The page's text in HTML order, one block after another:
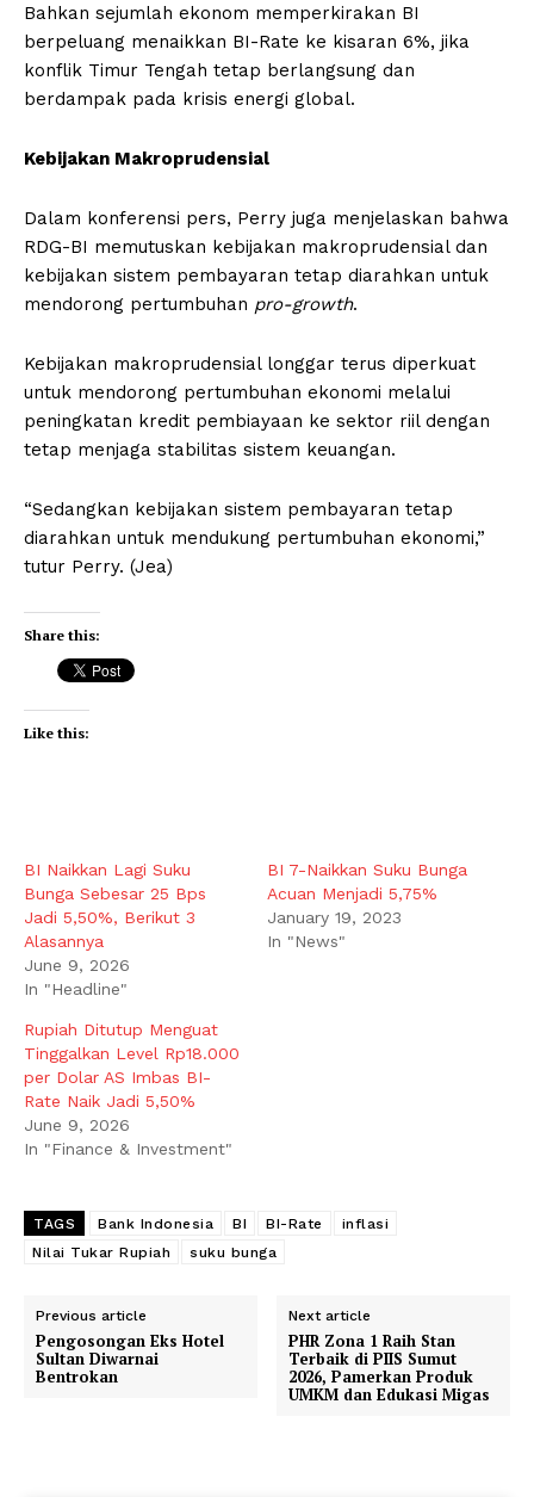
Bahkan sejumlah ekonom memperkirakan BI
berpeluang menaikkan BI-Rate ke kisaran 6%, jika
konflik Timur Tengah tetap berlangsung dan
berdampak pada krisis energi global.
Kebijakan Makroprudensial
Dalam konferensi pers, Perry juga menjelaskan bahwa
RDG-BI memutuskan kebijakan makroprudensial dan
kebijakan sistem pembayaran tetap diarahkan untuk
mendorong pertumbuhan pro-growth.
Kebijakan makroprudensial longgar terus diperkuat
untuk mendorong pertumbuhan ekonomi melalui
peningkatan kredit pembiayaan ke sektor riil dengan
tetap menjaga stabilitas sistem keuangan.
“Sedangkan kebijakan sistem pembayaran tetap
diarahkan untuk mendukung pertumbuhan ekonomi,”
tutur Perry. (Jea)
Share this:
Like this:
BI Naikkan Lagi Suku
Bunga Sebesar 25 Bps
Jadi 5,50%, Berikut 3
Alasannya
June 9, 2026
In "Headline"
BI 7-Naikkan Suku Bunga
Acuan Menjadi 5,75%
January 19, 2023
In "News"
Rupiah Ditutup Menguat
Tinggalkan Level Rp18.000
per Dolar AS Imbas BI-
Rate Naik Jadi 5,50%
June 9, 2026
In "Finance & Investment"
TAGS Bank Indonesia BI BI-Rate
inflasi
Nilai Tukar Rupiah
suku bunga
Previous article
Pengosongan Eks Hotel
Sultan Diwarnai
Bentrokan
Next article
PHR Zona 1 Raih Stan
Terbaik di PIIS Sumut
2026, Pamerkan Produk
UMKM dan Edukasi Migas